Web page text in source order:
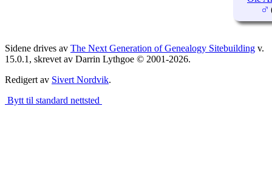
Sidene drives av The Next Generation of Genealogy Sitebuilding v.
15.0.1, skrevet av Darrin Lythgoe © 2001-2026.
Redigert av Sivert Nordvik.
Bytt til standard nettsted